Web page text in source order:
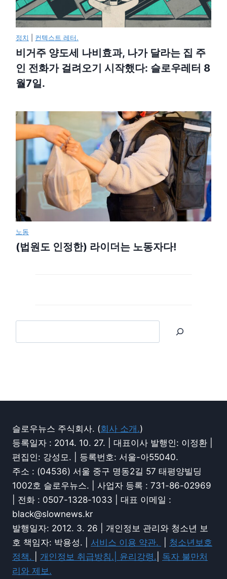
정치 컨텍스트 레터.
비거주 양도세 나비효과, 나가 달라는 집 주
인 전화가 걸려오기 시작했다: 슬로우레터 8
월7일.
노동
(법원도 인정한) 라이더는 노동자다!
슬로우뉴스 주식회사. (회사 소개.)
등록일자 : 2014. 10. 27. | 대표이사 발행인: 이정환 |
편집인: 강성모. | 등록번호: 서울-아55040.
주소 : (04536) 서울 중구 명동2길 57 태평양빌딩
1002호 슬로우뉴스. | 사업자 등록 : 731-86-02969
| 전화 : 0507-1328-1033 | 대표 이메일 :
black@slownews.kr
발행일자: 2012. 3. 26 | 개인정보 관리와 청소년 보
호 책임자: 박용성. | 서비스 이용 약관.
청소년보호
정책.
개인정보 취급방침.| 윤리강령.
독자 불만처
리와 제보.